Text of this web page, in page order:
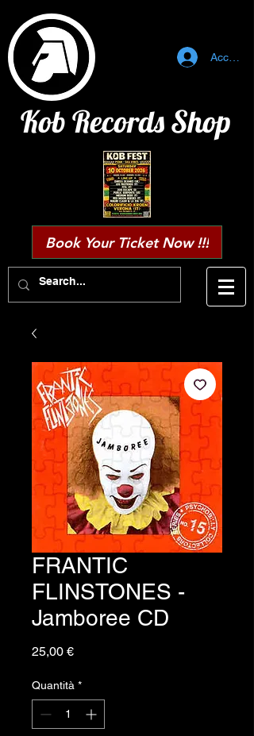
Accedi
Kob Records Shop
Book Your Ticket Now !!!
FRANTIC
FLINSTONES -
Jamboree CD
25,00 €Prezzo
Quantità *